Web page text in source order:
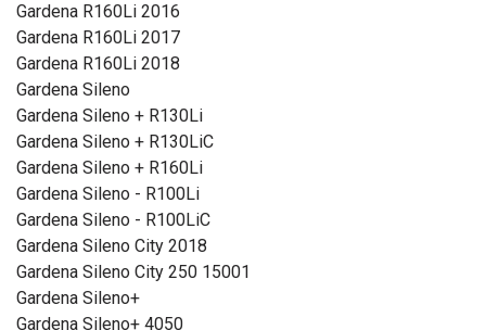
Gardena R160Li 2016
Gardena R160Li 2017
Gardena R160Li 2018
Gardena Sileno
Gardena Sileno + R130Li
Gardena Sileno + R130LiC
Gardena Sileno + R160Li
Gardena Sileno - R100Li
Gardena Sileno - R100LiC
Gardena Sileno City 2018
Gardena Sileno City 250 15001
Gardena Sileno+
Gardena Sileno+ 4050